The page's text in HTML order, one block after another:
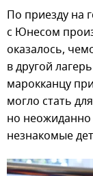
По приезду на
с Юнесом
оказалось,
в другой
марокканцу
могло стать
но
незнакомые